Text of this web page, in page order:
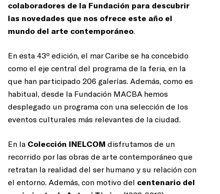
colaboradores de la Fundación para descubrir
las novedades que nos ofrece este año el
mundo del arte contemporáneo.
En esta 43º edición, el mar Caribe se ha concebido
como el eje central del programa de la feria, en la
que han participado 206 galerías. Además, como es
habitual, desde la Fundación MACBA hemos
desplegado un programa con una selección de los
eventos culturales más relevantes de la ciudad.
En la Colección INELCOM disfrutamos de un
recorrido por las obras de arte contemporáneo que
retratan la realidad del ser humano y su relación con
el entorno. Además, con motivo del centenario del